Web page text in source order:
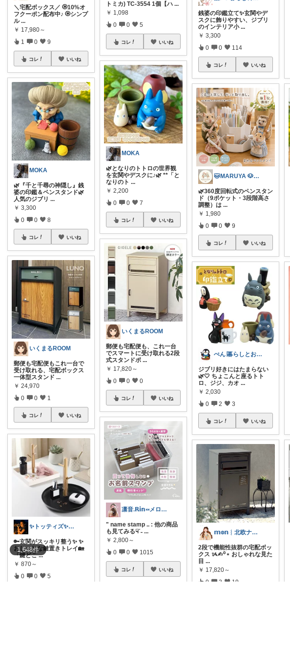
1,648件
＼宅配ボックス／ 🏵️10%オ
フクーポン配布中♪ 🏵️シンプ
ル ...
￥ 17,980～
1 0 9
コレ いいね
MOKA
🌿『千と千尋の神隠し』銭
婆の印鑑＆ペンスタンド🌿
人気のジブリ ...
￥ 3,300
0 0 8
コレ いいね
いくまるROOM
郵便も宅配便もこれ一台で
受け取れる、宅配ボックス
一体型スタンド ...
￥ 24,970
0 0 1
コレ いいね
✨トッティズ✨ラク✖️ダイエット✨
🔑玄関がスッキリ整う✨ ✨
おしゃれな鍵置きトレイ🏡
「鍵どこ ...
￥ 870～
0 0 5
トミカ) TC-3554 1個【ハ ...
￥ 1,098
0 0 5
コレ いいね
MOKA
🌿となりのトトロの世界観
を玄関やデスクに♪🌿 **「と
なりのト ...
￥ 2,200
0 0 7
コレ いいね
いくまるROOM
郵便も宅配便も、これ一台
でスマートに受け取れる2段
式スタンドポ ...
￥ 17,820～
0 0 0
コレ いいね
凛音.𝗥𝗶𝗻༝༝メロウな暮らし🧸
" name stamp .. : 他の商品
も見てみる☟ˊ˗...
￥ 2,800～
0 0 1015
コレ いいね
銭婆の印鑑立て✨玄関やデ
スクに飾りやすい、ジブリ
のインテリア小 ...
￥ 3,300
0 0 114
コレ いいね
🐱MARUYA 🐶動物が商品紹介✨️
🌿360度回転式のペンスタン
ド（9ポケット・3段階高さ
調整）は ...
￥ 1,980
0 0 9
コレ いいね
ぺん∣暮らしとお弁当
ジブリ好きにはたまらない
🌿🤍 ちょこんと座るトト
ロ、ジジ、カオ ...
￥ 2,030
0 2 3
コレ いいね
𝕞𝕠𝕟‎︴北欧ナチュラル🍐
2段で機能性抜群の宅配ボッ
クス ᝰ✍︎꙳⋆ おしゃれな見た
目 ...
￥ 17,820～
0 3 19